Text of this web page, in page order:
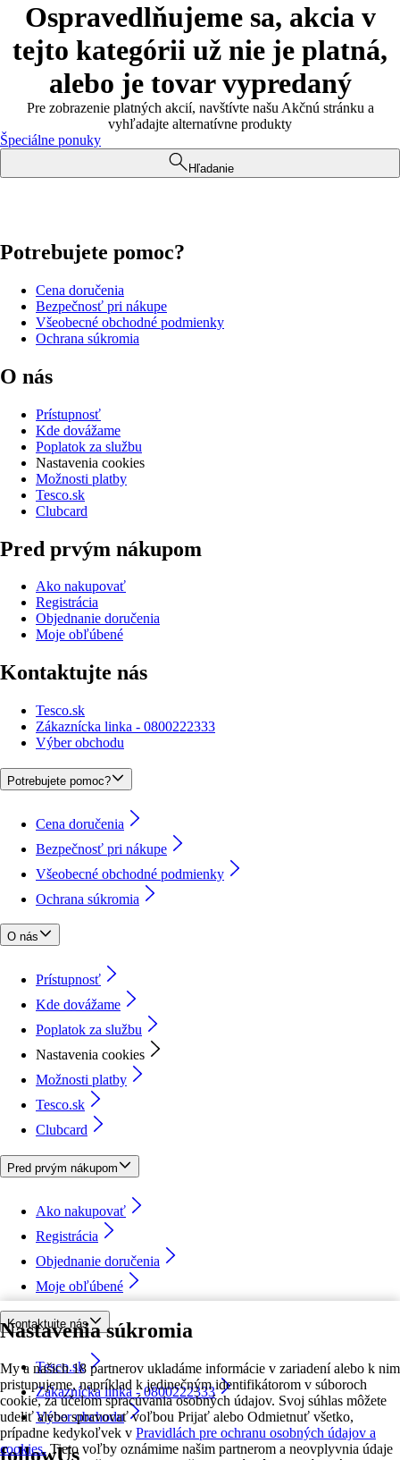
Nastavenia súkromia
My a našich 18 partnerov ukladáme informácie v zariadení alebo k nim
pristupujeme, napríklad k jedinečným identifikátorom v súboroch
cookie, za účelom spracúvania osobných údajov. Svoj súhlas môžete
udeliť alebo spravovať voľbou Prijať alebo Odmietnuť všetko,
prípadne kedykoľvek v Pravidlách pre ochranu osobných údajov a
cookies. Tieto voľby oznámime našim partnerom a neovplyvnia údaje
Ospravedlňujeme sa, akcia v
tejto kategórii už nie je platná,
alebo je tovar vypredaný
Pre zobrazenie platných akcií, navštívte našu Akčnú stránku a
vyhľadajte alternatívne produkty
Špeciálne ponuky
Hľadanie
Potrebujete pomoc?
Cena doručenia
Bezpečnosť pri nákupe
Všeobecné obchodné podmienky
Ochrana súkromia
O nás
Prístupnosť
Kde dovážame
Poplatok za službu
Nastavenia cookies
Možnosti platby
Tesco.sk
Clubcard
Pred prvým nákupom
Ako nakupovať
Registrácia
Objednanie doručenia
Moje obľúbené
Kontaktujte nás
Tesco.sk
Zákaznícka linka - 0800222333
Výber obchodu
Potrebujete pomoc?
Cena doručenia
Bezpečnosť pri nákupe
Všeobecné obchodné podmienky
Ochrana súkromia
O nás
Prístupnosť
Kde dovážame
Poplatok za službu
Nastavenia cookies
Možnosti platby
Tesco.sk
Clubcard
Pred prvým nákupom
Ako nakupovať
Registrácia
Objednanie doručenia
Moje obľúbené
Kontaktujte nás
Tesco.sk
Zákaznícka linka - 0800222333
Výber obchodu
followUs